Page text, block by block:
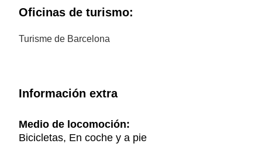
Oficinas de turismo:
Turisme de Barcelona
Información extra
Medio de locomoción:
Bicicletas, En coche y a pie